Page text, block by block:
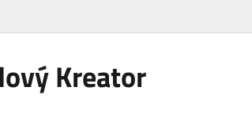
Kreator